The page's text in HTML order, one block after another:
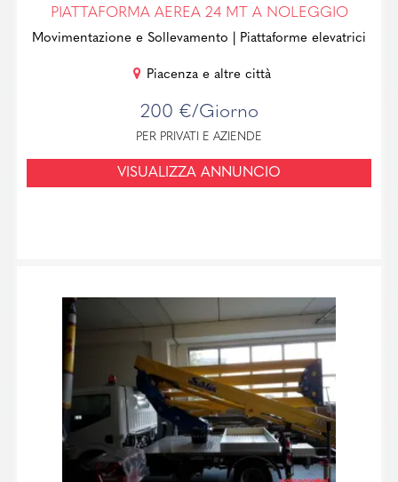
PIATTAFORMA AEREA 24 MT A NOLEGGIO
Movimentazione e Sollevamento | Piattaforme elevatrici
Piacenza e altre città
200 €/Giorno
PER PRIVATI E AZIENDE
VISUALIZZA ANNUNCIO